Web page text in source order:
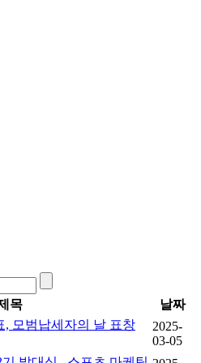
목 날짜
, 모범납세자의 날 표창
2025-
03-05